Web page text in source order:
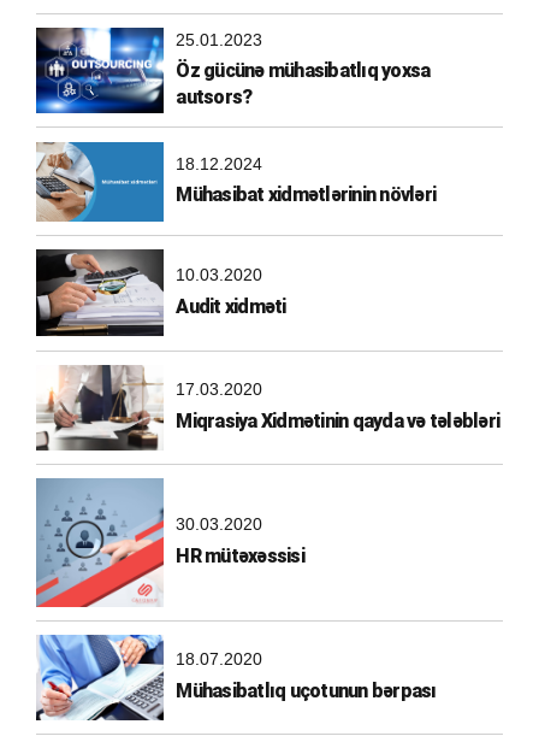
25.01.2023
Öz gücünə mühasibatlıq yoxsa
autsors?
18.12.2024
Mühasibat xidmətlərinin növləri
10.03.2020
Audit xidməti
17.03.2020
Miqrasiya Xidmətinin qayda və tələbləri
30.03.2020
HR mütəxəssisi
18.07.2020
Mühasibatlıq uçotunun bərpası